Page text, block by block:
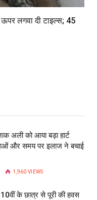
लगवा दी टाइल्स; 45
अली को आया बड़ा हार्ट
और समय पर इलाज ने बचाई
1,960 VIEWS
के छात्र से पूरी की हवस